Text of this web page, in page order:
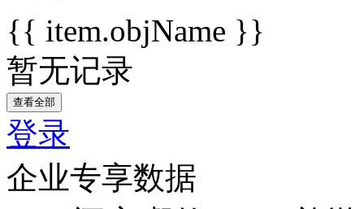
{{ item.objName }}
暂无记录
查看全部
登录
企业专享数据